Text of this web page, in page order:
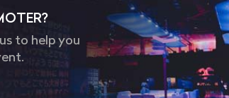
to help you